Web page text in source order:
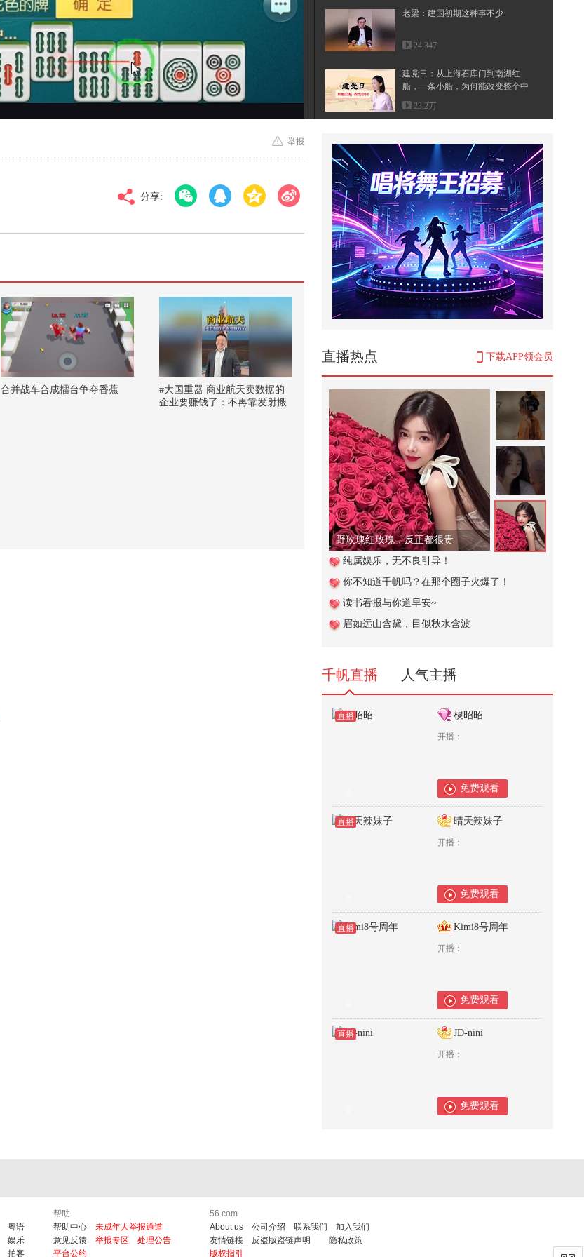
高清 倍速
对比度
老梁：建国初期这种事不少
24,347
建党日：从上海石库门到南湖红
船，一条小船，为何能改变整个中
国
23.2万
张朝阳 @搞笑狐 @小狐
52,921
@曾可妮 专访上线！提前做好耐力
训练准备简直斗志满满！新歌3.29
即...
2,709
阻止餐厅不文明行为 #小游戏
266
当端午节遇见高尔夫
夏日解渴喝什么？#玩转健康年轻
态 #健康狐和TA的朋友们 @张朝阳
@...
17,541
好人一生平安 #顶尖舞者
72
高血压的危害有哪些？低压高和高
压高哪个危害更大？@张朝阳 @健
康...
7,855
狮王被咬断脊椎和尾巴。最终被胡
641
花一年时间，准备一份礼物
举报
分享:
直播热点 下载APP领会员
野玫瑰红玫瑰，反正都很贵
纯属娱乐，无不良引导！
你不知道千帆吗？在那个圈子火爆了！
读书看报与你道早安~
眉如远山含黛，目似秋水含波
千帆直播 人气主播
直播 棂昭昭
开播：
免费观看
直播 晴天辣妹子
开播：
免费观看
直播 Kimi8号周年
开播：
免费观看
直播 JD-nini
开播：
免费观看
合并战车合成擂台争夺香蕉
#大国重器 商业航天卖数据的
企业要赚钱了：不再靠发射搬
粤语
娱乐
拍客
帮助
帮助中心
未成年人举报通道
意见反馈
举报专区
处理公告
平台公约
56.com
About us
公司介绍 联系我们
加入我们
友情链接
反盗版盗链声明
隐私政策
版权指引